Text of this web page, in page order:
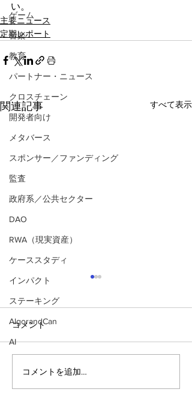
ゲーム
音楽
教育
パートナー・ニュース
クロスチェーン
開発者向け
メタバース
スポンサー／ファンディング
監査
政府系／公共セクター
DAO
RWA（現実資産）
ケーススタディ
インパクト
ステーキング
AlgorandCan
AI
い。
主要ニュース
定期レポート
関連記事 すべて表示
アルゴランドのポスト量
子暗号（PQC）ロードマ
コメント
コメントを追加…